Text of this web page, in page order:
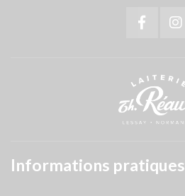
Informations pratiques